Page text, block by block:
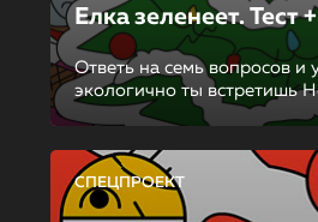
Елка зеленеет. Тест
Ответь на семь вопросов и
экологично ты встретишь
СПЕЦПРОЕКТ